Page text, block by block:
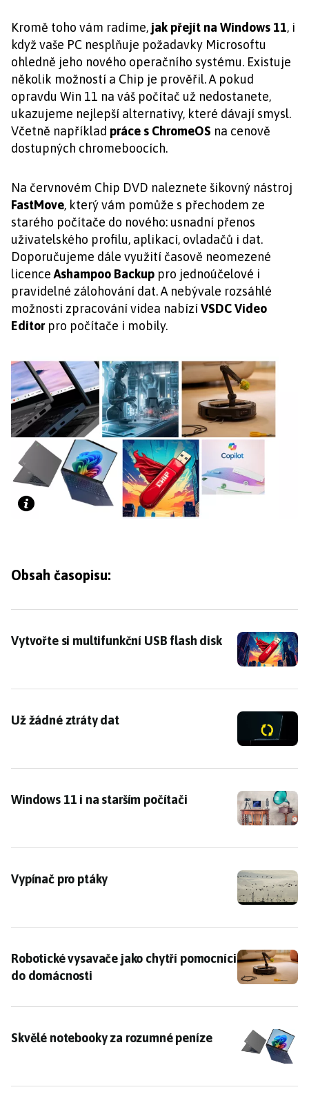
Kromě toho vám radíme, jak přejít na Windows 11, i
když vaše PC nesplňuje požadavky Microsoftu
ohledně jeho nového operačního systému. Existuje
několik možností a Chip je prověřil. A pokud
opravdu Win 11 na váš počítač už nedostanete,
ukazujeme nejlepší alternativy, které dávají smysl.
Včetně například práce s ChromeOS na cenově
dostupných chromeboocích.
Na červnovém Chip DVD naleznete šikovný nástroj
FastMove, který vám pomůže s přechodem ze
starého počítače do nového: usnadní přenos
uživatelského profilu, aplikací, ovladačů i dat.
Doporučujeme dále využití časově neomezené
licenceAshampoo Backup pro jednoúčelové i
pravidelné zálohování dat. A nebývale rozsáhlé
možnosti zpracování videa nabízíVSDC Video
Editorpro počítače i mobily.
Obsah časopisu:
Vytvořte si multifunkční USB flash disk
Vytvořte si multifunkční USB flash disk
Už žádné ztráty dat
Už žádné ztráty dat
Windows 11 i na starším počítači
Windows 11 i na starším počítači
Vypínač pro ptáky
Vypínač pro ptáky
Robotické vysavače jako chytří pomocníci do
Robotické vysavače jako chytří pomocníci
do domácnosti
Skvělé notebooky za rozumné peníze
Skvělé notebooky za rozumné peníze